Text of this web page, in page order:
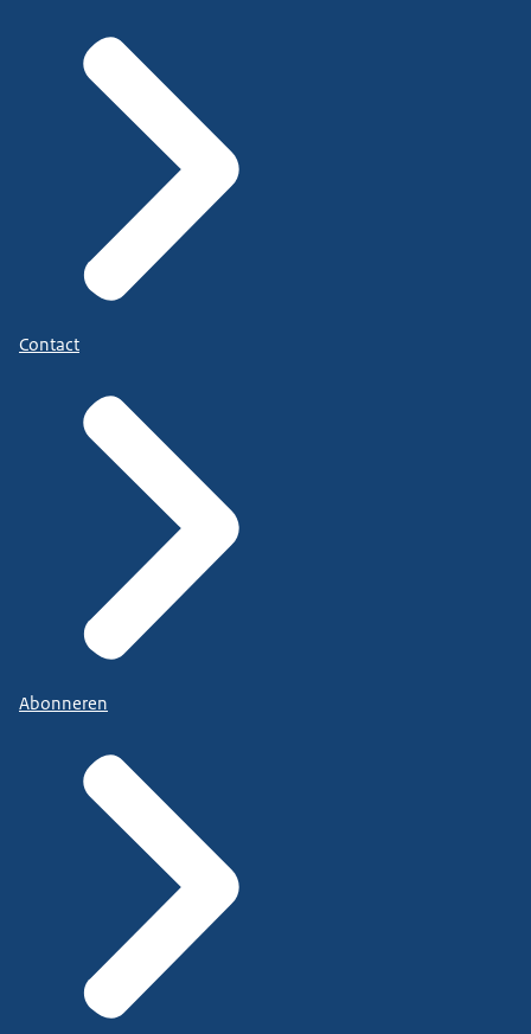
Contact
Abonneren